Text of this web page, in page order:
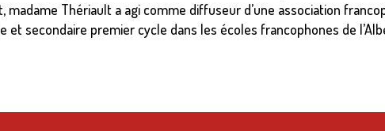
madame Thériault a agi comme diffuseur d’une association
et secondaire premier cycle dans les écoles francophones de